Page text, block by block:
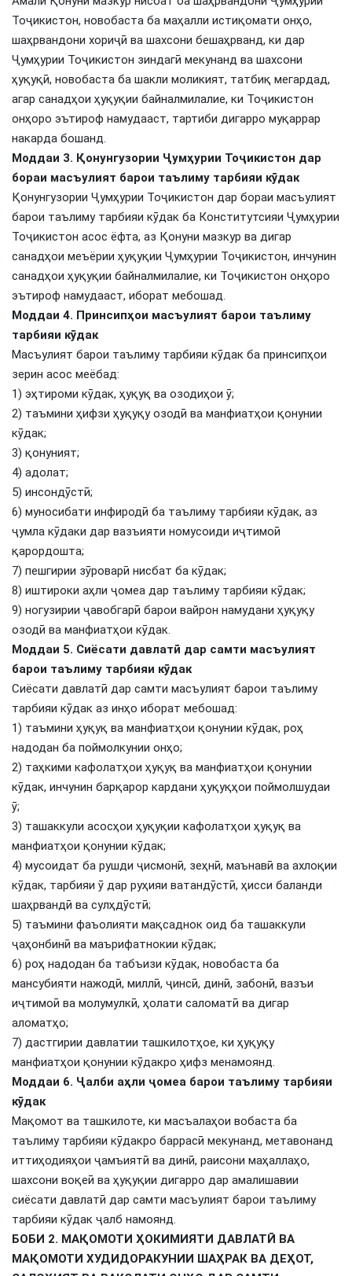
Тоҷикистон, новобаста ба маҳалли истиқомати онҳо,
шаҳрвандони хориҷӣ ва шахсони бешаҳрванд, ки дар
Ҷумҳурии Тоҷикистон зиндагӣ мекунанд ва шахсони
ҳуқуқӣ, новобаста ба шакли моликият, татбиқ мегардад,
агар санадҳои ҳуқуқии байналмилалие, ки Тоҷикистон
онҳоро эътироф намудааст, тартиби дигарро муқаррар
накарда бошанд.
Моддаи 3. Қонунгузории Ҷумҳурии Тоҷикистон дар
бораи масъулият барои таълиму тарбияи кӯдак
Қонунгузории Ҷумҳурии Тоҷикистон дар бораи масъулият
барои таълиму тарбияи кӯдак ба Конститутсияи Ҷумҳурии
Тоҷикистон асос ёфта, аз Қонуни мазкур ва дигар
санадҳои меъёрии ҳуқуқии Ҷумҳурии Тоҷикистон, инчунин
санадҳои ҳуқуқии байналмилалие, ки Тоҷикистон онҳоро
эътироф намудааст, иборат мебошад.
Моддаи 4. Принсипҳои масъулият барои таълиму
тарбияи кӯдак
Масъулият барои таълиму тарбияи кӯдак ба принсипҳои
зерин асос меёбад:
1) эҳтироми кӯдак, ҳуқуқ ва озодиҳои ӯ;
2) таъмини ҳифзи ҳуқуқу озодӣ ва манфиатҳои қонунии
кӯдак;
3) қонуният;
4) адолат;
5) инсондӯстӣ;
6) муносибати инфиродӣ ба таълиму тарбияи кӯдак, аз
ҷумла кӯдаки дар вазъияти номусоиди иҷтимоӣ
қарордошта;
7) пешгирии зӯроварӣ нисбат ба кӯдак;
8) иштироки аҳли ҷомеа дар таълиму тарбияи кӯдак;
9) ногузирии ҷавобгарӣ барои вайрон намудани ҳуқуқу
озодӣ ва манфиатҳои кӯдак.
Моддаи 5. Сиёсати давлатӣ дар самти масъулият
барои таълиму тарбияи кӯдак
Сиёсати давлатӣ дар самти масъулият барои таълиму
тарбияи кӯдак аз инҳо иборат мебошад:
1) таъмини ҳуқуқ ва манфиатҳои қонунии кӯдак, роҳ
надодан ба поймолкунии онҳо;
2) таҳкими кафолатҳои ҳуқуқ ва манфиатҳои қонунии
кӯдак, инчунин барқарор кардани ҳуқуқҳои поймолшудаи
ӯ;
3) ташаккули асосҳои ҳуқуқии кафолатҳои ҳуқуқ ва
манфиатҳои қонунии кӯдак;
4) мусоидат ба рушди ҷисмонӣ, зеҳнӣ, маънавӣ ва ахлоқии
кӯдак, тарбияи ӯ дар руҳияи ватандӯстӣ, ҳисси баланди
шаҳрвандӣ ва сулҳдӯстӣ;
5) таъмини фаъолияти мақсаднок оид ба ташаккули
ҷаҳонбинӣ ва маърифатнокии кӯдак;
6) роҳ надодан ба табъизи кӯдак, новобаста ба
мансубияти нажодӣ, миллӣ, ҷинсӣ, динӣ, забонӣ, вазъи
иҷтимоӣ ва молумулкӣ, ҳолати саломатӣ ва дигар
аломатҳо;
7) дастгирии давлатии ташкилотҳое, ки ҳуқуқу
манфиатҳои қонунии кӯдакро ҳифз менамоянд.
Моддаи 6. Ҷалби аҳли ҷомеа барои таълиму тарбияи
кӯдак
Мақомот ва ташкилоте, ки масъалаҳои вобаста ба
таълиму тарбияи кӯдакро баррасӣ мекунанд, метавонанд
иттиҳодияҳои ҷамъиятӣ ва динӣ, раисони маҳаллаҳо,
шахсони воқеӣ ва ҳуқуқии дигарро дар амалишавии
сиёсати давлатӣ дар самти масъулият барои таълиму
тарбияи кӯдак ҷалб намоянд.
БОБИ 2. МАҚОМОТИ ҲОКИМИЯТИ ДАВЛАТӢ ВА
МАҚОМОТИ ХУДИДОРАКУНИИ ШАҲРАК ВА ДЕҲОТ,